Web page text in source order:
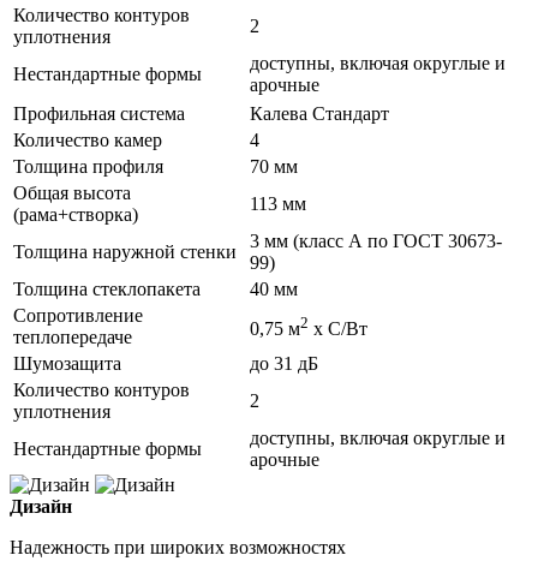
Количество контуров
уплотнения
2
Нестандартные формы
доступны, включая округлые и
арочные
Профильная система
Калева Стандарт
Количество камер
4
Толщина профиля
70 мм
Общая высота
(рама+створка)
113 мм
Толщина наружной стенки
3 мм (класс А по ГОСТ 30673-
99)
Толщина стеклопакета
40 мм
Сопротивление
теплопередаче
0,75 м2 х С/Вт
Шумозащита
до 31 дБ
Количество контуров
уплотнения
2
Нестандартные формы
доступны, включая округлые и
арочные
Дизайн
Надежность при широких возможностях